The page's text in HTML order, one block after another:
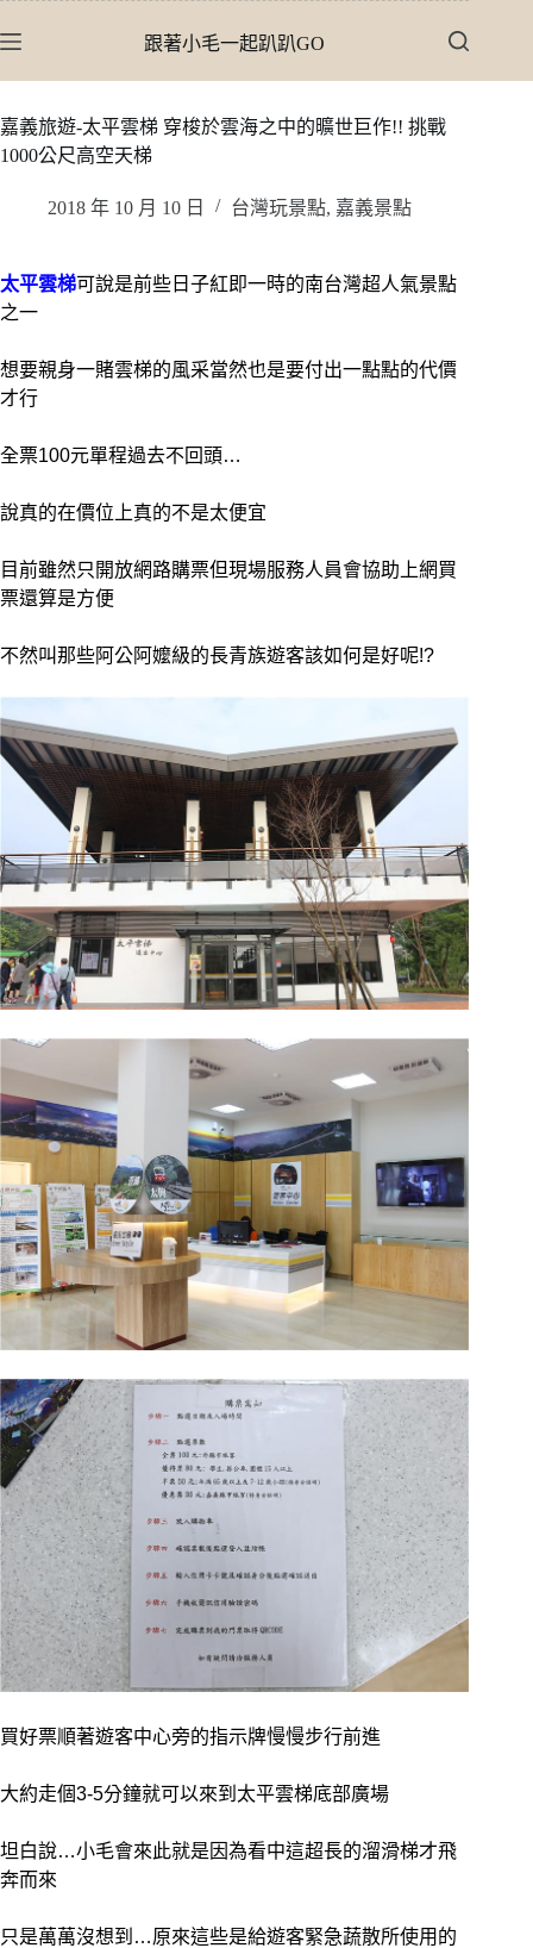
至
內
容
跟著小毛一起趴趴GO
嘉義旅遊-太平雲梯 穿梭於雲海之中的曠世巨作!! 挑戰
1000公尺高空天梯
2018 年 10 月 10 日 台灣玩景點, 嘉義景點
太平雲梯可說是前些日子紅即一時的南台灣超人氣景點
之一
想要親身一賭雲梯的風采當然也是要付出一點點的代價
才行
全票100元單程過去不回頭…
說真的在價位上真的不是太便宜
目前雖然只開放網路購票但現場服務人員會協助上網買
票還算是方便
不然叫那些阿公阿嬤級的長青族遊客該如何是好呢!?
買好票順著遊客中心旁的指示牌慢慢步行前進
大約走個3-5分鐘就可以來到太平雲梯底部廣場
坦白說…小毛會來此就是因為看中這超長的溜滑梯才飛
奔而來
只是萬萬沒想到…原來這些是給遊客緊急蔬散所使用的